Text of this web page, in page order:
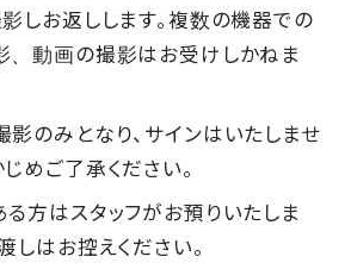
しお返しします。複数の機器での
、動画の撮影はお受けしかねま
のみとなり、サインはいたしませ
めご了承ください。
方はスタッフがお預りいたしま
しはお控えください。